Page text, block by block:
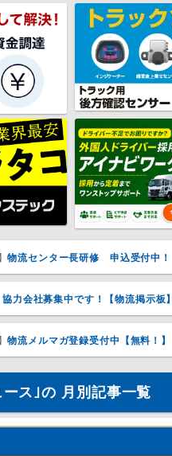
物流センター長研修 申込受付中！
協力会社募集中です！【物流掲示板】
物流メルマガ登録受付中【無料！】
ース｣の 月別記事一覧